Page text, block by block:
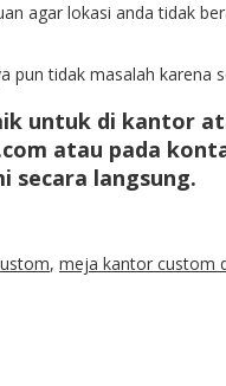
agar lokasi anda tidak
tidak masalah karena
untuk di kantor
atau pada
secara langsung.
, meja kantor custom